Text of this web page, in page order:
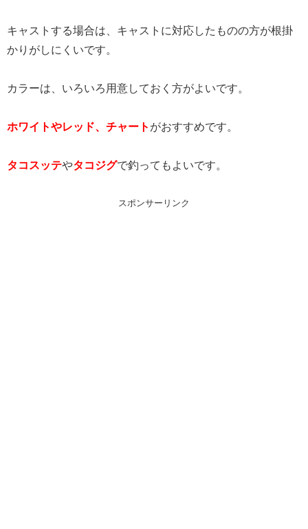
キャストする場合は、キャストに対応したものの方が根掛
かりがしにくいです。
カラーは、いろいろ用意しておく方がよいです。
ホワイトやレッド、チャート がおすすめです。
タコスッテやタコジグで釣ってもよいです。
スポンサーリンク